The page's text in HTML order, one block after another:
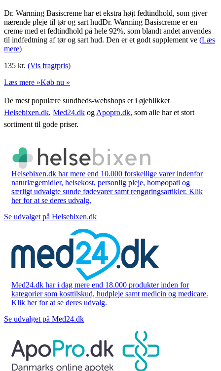
Dr. Warming Basiscreme har et ekstra højt fedtindhold, som giver
nærende pleje til tør og sart hudDr. Warming Basiscreme er en
creme med et fedtindhold på hele 92%, som blandt andet anvendes
til indfedtning af tør og sart hud. Den er et godt supplement ve (Læs
mere)
135 kr. (Vis fragtpris)
Læs mere »Køb nu »
De mest populære sundheds-webshops er i øjeblikket
Helsebixen.dk, Med24.dk og Apopro.dk, som alle har et stort
sortiment til gode priser.
Helsebixen.dk har mere end 10.000 forskellige varer indenfor
naturlægemidler, helsekost, personlig pleje, homøopati og
særligt udvalgte sunde fødevarer samt rengøringsartikler. Klik
her for at se deres udvalg.
Se udvalget på Helsebixen.dk
Med24.dk har i dag mere end 18.000 produkter inden for
kategorier som kosttilskud, hudpleje samt medicin og medicare.
Klik her for at se deres udvalg.
Se udvalget på Med24.dk